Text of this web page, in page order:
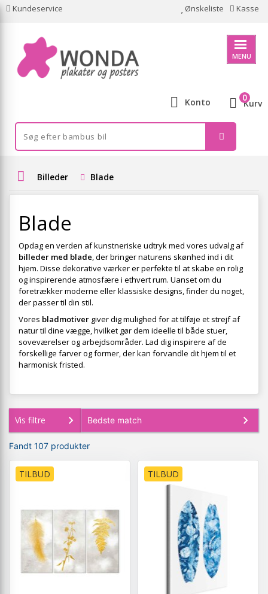
Kundeservice Ønskeliste Kasse
MENU
Konto Kurv
0
Billeder Blade
Blade
Opdag en verden af kunstneriske udtryk med vores udvalg af
billeder med blade, der bringer naturens skønhed ind i dit
hjem. Disse dekorative værker er perfekte til at skabe en rolig
og inspirerende atmosfære i ethvert rum. Uanset om du
foretrækker moderne eller klassiske designs, finder du noget,
der passer til din stil.
Vores bladmotiver giver dig mulighed for at tilføje et strejf af
natur til dine vægge, hvilket gør dem ideelle til både stuer,
soveværelser og arbejdsområder. Lad dig inspirere af de
forskellige farver og former, der kan forvandle dit hjem til et
harmonisk fristed.
Vis filtre
Fandt 107 produkter
TILBUD TILBUD